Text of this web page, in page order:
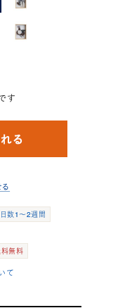
す
数1～2週間
無料
て